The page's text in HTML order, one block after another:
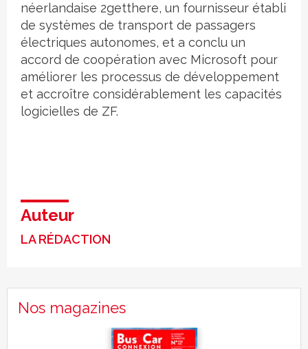
néerlandaise 2getthere, un fournisseur établi
de systèmes de transport de passagers
électriques autonomes, et a conclu un
accord de coopération avec Microsoft pour
améliorer les processus de développement
et accroître considérablement les capacités
logicielles de ZF.
Auteur
LA RÉDACTION
Nos magazines